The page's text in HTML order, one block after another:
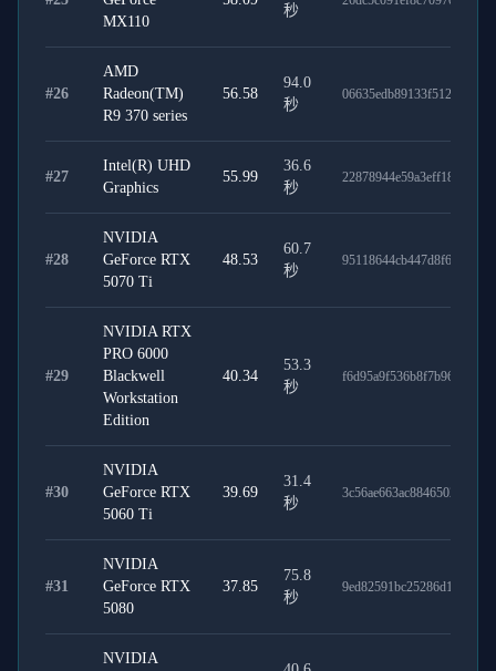
MX110
秒
#26
AMD
Radeon(TM)
R9 370 series
56.58
94.0
秒
06635edb89133f512d05
#27
Intel(R) UHD
Graphics
55.99
36.6
秒
22878944e59a3eff185b
#28
NVIDIA
GeForce RTX
5070 Ti
48.53
60.7
秒
95118644cb447d8f64a6
#29
NVIDIA RTX
PRO 6000
Blackwell
Workstation
Edition
40.34
53.3
秒
f6d95a9f536b8f7b9697
#30
NVIDIA
GeForce RTX
5060 Ti
39.69
31.4
秒
3c56ae663ac88465022e
#31
NVIDIA
GeForce RTX
5080
37.85
75.8
秒
9ed82591bc25286d1ffe
NVIDIA